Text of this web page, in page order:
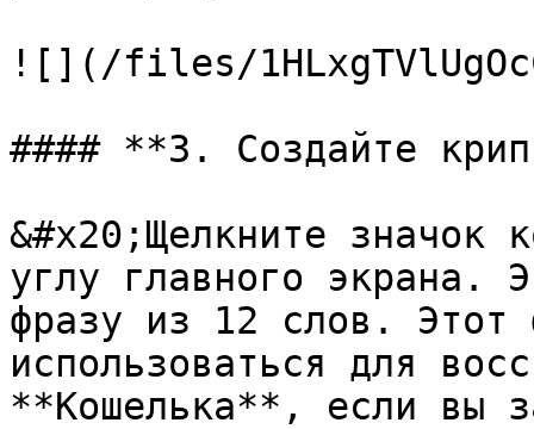
![](/files/
#### **3. Создайте
&#x20;Щелкните значок
углу главного экрана.
фразу из 12 слов. Этот
использоваться для
**Кошелька**, если вы